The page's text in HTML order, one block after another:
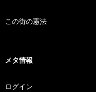
この街の憲法
メタ情報
ログイン